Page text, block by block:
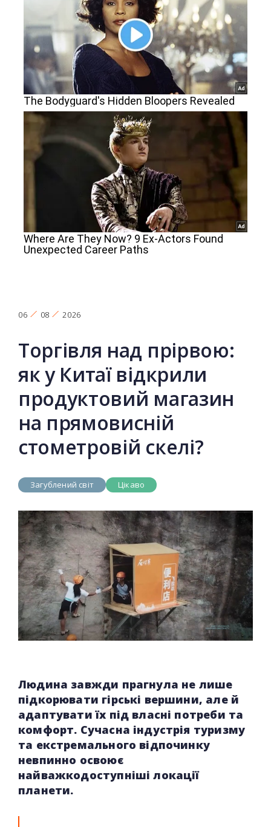
06 08 2026
Торгівля над прірвою:
як у Китаї відкрили
продуктовий магазин
на прямовисній
стометровій скелі?
Загублений світ Цікаво
Людина завжди прагнула не лише
підкорювати гірські вершини, але й
адаптувати їх під власні потреби та
комфорт. Сучасна індустрія туризму
та екстремального відпочинку
невпинно освоює
найважкодоступніші локації
планети.